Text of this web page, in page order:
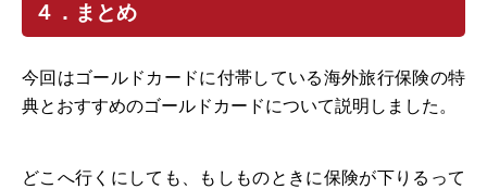
４．まとめ
今回はゴールドカードに付帯している海外旅行保険の特
典とおすすめのゴールドカードについて説明しました。
どこへ行くにしても、もしものときに保険が下りるって